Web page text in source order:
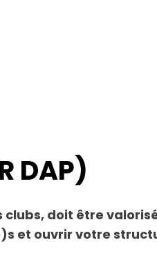
DAP)
doit être
et ouvrir votre